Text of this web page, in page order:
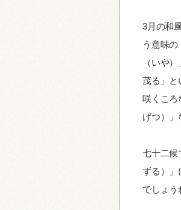
3月の和
う意味
（いや
茂る」と
咲くころ
げつ）」
七十二候
ずる）」
でしょう